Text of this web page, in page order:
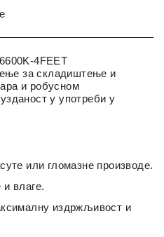
4FEET
за складиштење и
и робусном
у употреби у
или гломазне производе.
влаге.
издржљивост и